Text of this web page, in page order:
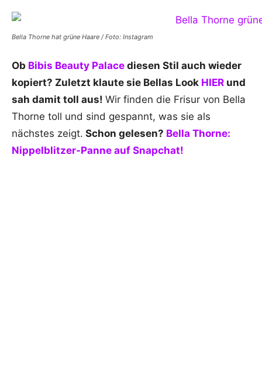
Bella Thorne hat grüne Haare / Foto: Instagram
Ob Bibis Beauty Palace diesen Stil auch wieder
kopiert? Zuletzt klaute sie Bellas Look HIER und
sah damit toll aus! Wir finden die Frisur von Bella
Thorne toll und sind gespannt, was sie als
nächstes zeigt. Schon gelesen? Bella Thorne:
Nippelblitzer-Panne auf Snapchat!